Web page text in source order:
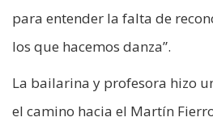
para entender la falta de
los que hacemos danza”.
La bailarina y profesora hizo
el camino hacia el Martín